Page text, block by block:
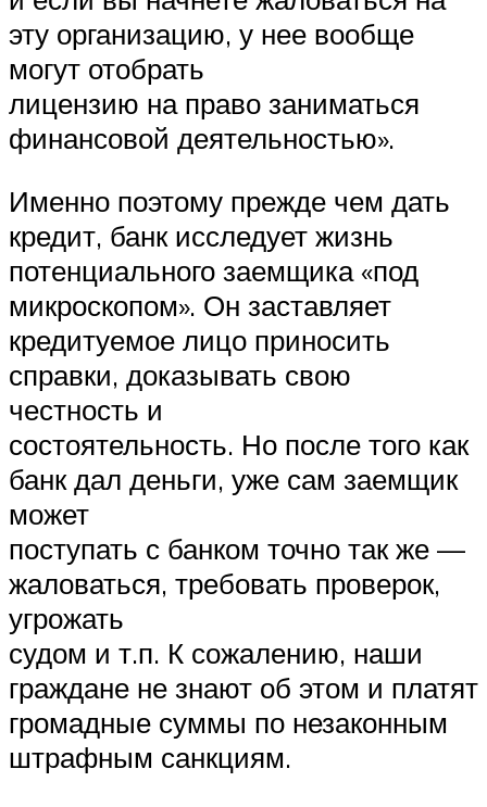
эту организацию, у нее вообще
могут отобрать
лицензию на право заниматься
финансовой деятельностью».
Именно поэтому прежде чем дать
кредит, банк исследует жизнь
потенциального заемщика «под
микроскопом». Он заставляет
кредитуемое лицо приносить
справки, доказывать свою
честность и
состоятельность. Но после того как
банк дал деньги, уже сам заемщик
может
поступать с банком точно так же —
жаловаться, требовать проверок,
угрожать
судом и т.п. К сожалению, наши
граждане не знают об этом и платят
громадные суммы по незаконным
штрафным санкциям.